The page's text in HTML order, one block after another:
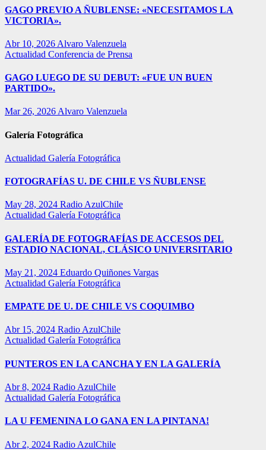
GAGO PREVIO A ÑUBLENSE: «NECESITAMOS LA
VICTORIA».
Abr 10, 2026 Alvaro Valenzuela
Actualidad Conferencia de Prensa
GAGO LUEGO DE SU DEBUT: «FUE UN BUEN
PARTIDO».
Mar 26, 2026 Alvaro Valenzuela
Galería Fotográfica
Actualidad Galería Fotográfica
FOTOGRAFÍAS U. DE CHILE VS ÑUBLENSE
May 28, 2024 Radio AzulChile
Actualidad Galería Fotográfica
GALERÍA DE FOTOGRAFÍAS DE ACCESOS DEL
ESTADIO NACIONAL, CLÁSICO UNIVERSITARIO
May 21, 2024 Eduardo Quiñones Vargas
Actualidad Galería Fotográfica
EMPATE DE U. DE CHILE VS COQUIMBO
Abr 15, 2024 Radio AzulChile
Actualidad Galería Fotográfica
PUNTEROS EN LA CANCHA Y EN LA GALERÍA
Abr 8, 2024 Radio AzulChile
Actualidad Galería Fotográfica
LA U FEMENINA LO GANA EN LA PINTANA!
Abr 2, 2024 Radio AzulChile